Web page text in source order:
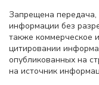
Запрещена передача,
информации без
также коммерческое
цитировании
опубликованных на
на источник